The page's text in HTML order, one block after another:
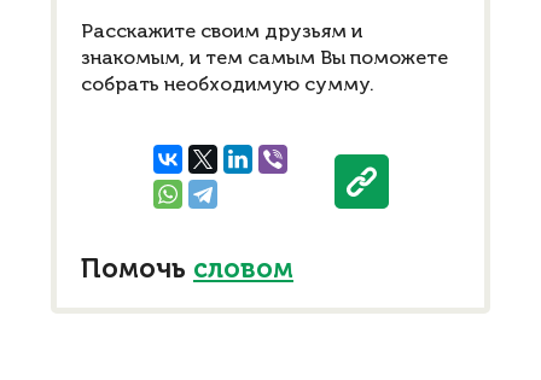
Расскажите своим друзьям и
знакомым, и тем самым Вы поможете
собрать необходимую сумму.
Помочь словом